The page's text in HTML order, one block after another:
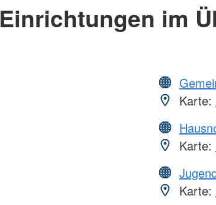
Einrichtungen im
Karte:
Karte:
Karte: